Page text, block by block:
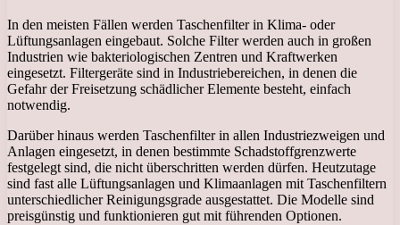
In den meisten Fällen werden Taschenfilter in Klima- oder
Lüftungsanlagen eingebaut. Solche Filter werden auch in großen
Industrien wie bakteriologischen Zentren und Kraftwerken
eingesetzt. Filtergeräte sind in Industriebereichen, in denen die
Gefahr der Freisetzung schädlicher Elemente besteht, einfach
notwendig.
Darüber hinaus werden Taschenfilter in allen Industriezweigen und
Anlagen eingesetzt, in denen bestimmte Schadstoffgrenzwerte
festgelegt sind, die nicht überschritten werden dürfen. Heutzutage
sind fast alle Lüftungsanlagen und Klimaanlagen mit Taschenfiltern
unterschiedlicher Reinigungsgrade ausgestattet. Die Modelle sind
preisgünstig und funktionieren gut mit führenden Optionen.